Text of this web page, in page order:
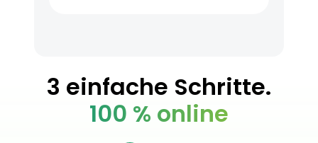
3 einfache Schritte.
100 % online